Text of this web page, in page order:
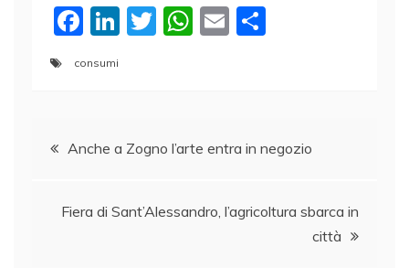
F
c
b
k
Li
dI
T
W
A
E
vi
di
consumi
Navigazione
Anche a Zogno l’arte entra in negozio
Fiera di Sant’Alessandro, l’agricoltura sbarca in
città